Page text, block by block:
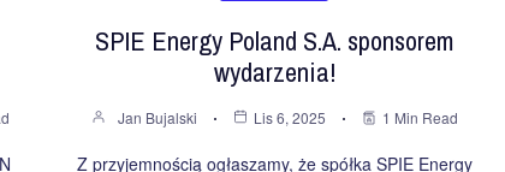
SPIE Energy Poland S.A. sponsorem
wydarzenia!
Jan Bujalski Lis 6, 2025 1 Min Read
Z przyjemnością ogłaszamy, że spółka SPIE Energy